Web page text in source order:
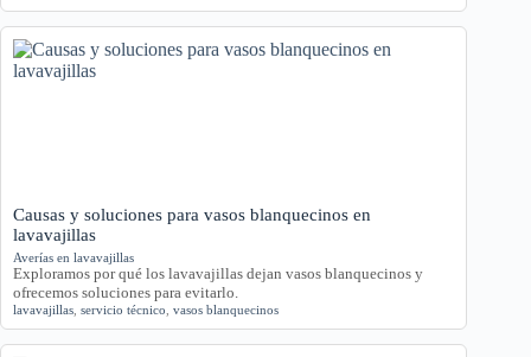
Causas y soluciones para vasos blanquecinos en
lavavajillas
Averías en lavavajillas
Exploramos por qué los lavavajillas dejan vasos blanquecinos y
ofrecemos soluciones para evitarlo.
lavavajillas servicio técnico vasos blanquecinos